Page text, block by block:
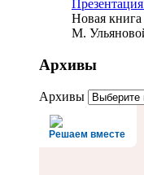
Новая
М.
Архивы
Архивы
Решаем вместе